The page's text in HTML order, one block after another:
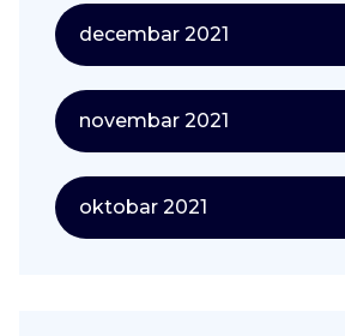
decembar 2021
novembar 2021
oktobar 2021